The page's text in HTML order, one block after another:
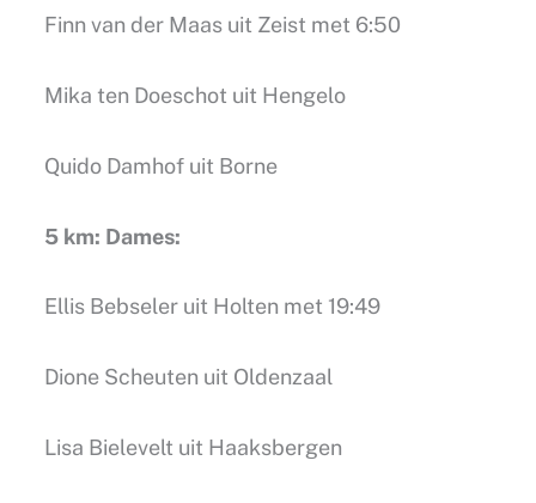
Finn van der Maas uit Zeist met 6:50
Mika ten Doeschot uit Hengelo
Quido Damhof uit Borne
5 km: Dames:
Ellis Bebseler uit Holten met 19:49
Dione Scheuten uit Oldenzaal
Lisa Bielevelt uit Haaksbergen